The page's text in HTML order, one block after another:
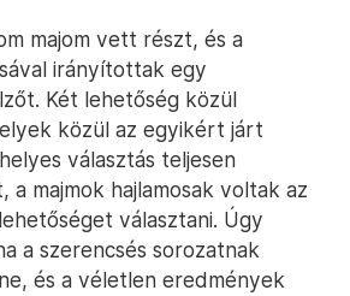
majom vett részt, és a
irányítottak egy
Két lehetőség közül
közül az egyikért járt
választás teljesen
majmok hajlamosak voltak az
választani. Úgy
a szerencsés sorozatnak
és a véletlen eredmények